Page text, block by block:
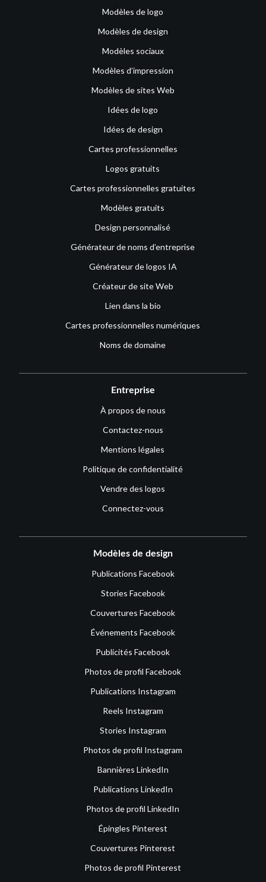
Modèles de logo
Modèles de design
Modèles sociaux
Modèles d’impression
Modèles de sites Web
Idées de logo
Idées de design
Cartes professionnelles
Logos gratuits
Cartes professionnelles gratuites
Modèles gratuits
Design personnalisé
Générateur de noms d’entreprise
Générateur de logos IA
Créateur de site Web
Lien dans la bio
Cartes professionnelles numériques
Noms de domaine
Entreprise
À propos de nous
Contactez-nous
Mentions légales
Politique de confidentialité
Vendre des logos
Connectez-vous
Modèles de design
Publications Facebook
Stories Facebook
Couvertures Facebook
Événements Facebook
Publicités Facebook
Photos de profil Facebook
Publications Instagram
Reels Instagram
Stories Instagram
Photos de profil Instagram
Bannières LinkedIn
Publications LinkedIn
Photos de profil LinkedIn
Épingles Pinterest
Couvertures Pinterest
Photos de profil Pinterest